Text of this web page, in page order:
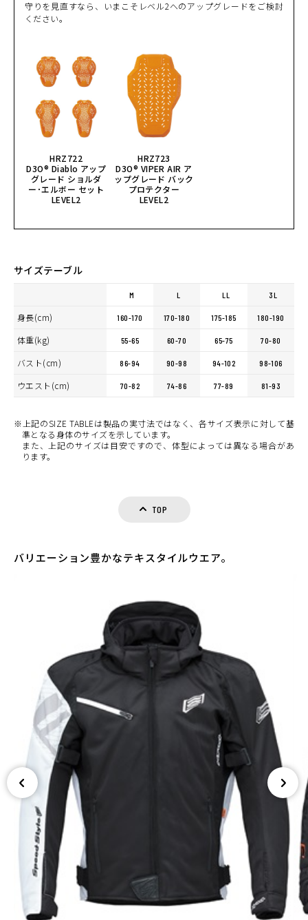
守りを見直すなら、いまこそレベル2へのアップグレードをご検討
ください。
HRZ722
D3O® Diablo アップ
グレード ショルダ
ー･エルボー セット
LEVEL2
HRZ723
D3O® VIPER AIR ア
ップグレード バック
プロテクター
LEVEL2
サイズテーブル
M L LL 3L
身長(cm) 160-170 170-180 175-185 180-190
体重(kg) 55-65 60-70 65-75 70-80
バスト(cm) 86-94 90-98 94-102 98-106
ウエスト(cm) 70-82 74-86 77-89 81-93
※上記のSIZE TABLEは製品の実寸法ではなく、各サイズ表示に対して基
準となる身体のサイズを示しています。
また、上記のサイズは目安ですので、体型によっては異なる場合があ
ります。
TOP
バリエーション豊かなテキスタイルウエア。